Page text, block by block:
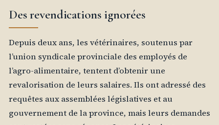
Des revendications ignorées
Depuis deux ans, les vétérinaires, soutenus par
l’union syndicale provinciale des employés de
l’agro-alimentaire, tentent d’obtenir une
revalorisation de leurs salaires. Ils ont adressé des
requêtes aux assemblées législatives et au
gouvernement de la province, mais leurs demandes